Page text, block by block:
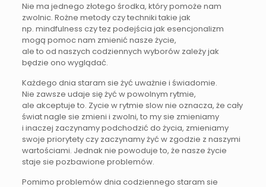
Nie ma jednego złotego środka, który pomoże nam
zwolnic. Rożne metody czy techniki takie jak
np. mindfulness czy tez podejścia jak esencjonalizm
mogą pomoc nam zmienić nasze życie,
ale to od naszych codziennych wyborów zależy jak
będzie ono wyglądać.
Każdego dnia staram sie żyć uważnie i świadomie.
Nie zawsze udaje się żyć w powolnym rytmie,
ale akceptuje to. Zycie w rytmie slow nie oznacza, że cały
świat nagle sie zmieni i zwolni, to my sie zmieniamy
i inaczej zaczynamy podchodzić do życia, zmieniamy
swoje priorytety czy zaczynamy żyć w zgodzie z naszymi
wartościami. Jednak nie powoduje to, że nasze życie
staje sie pozbawione problemów.
Pomimo problemów dnia codziennego staram sie